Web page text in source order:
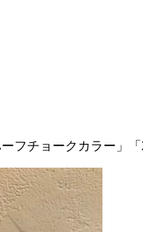
フチョークカラー」